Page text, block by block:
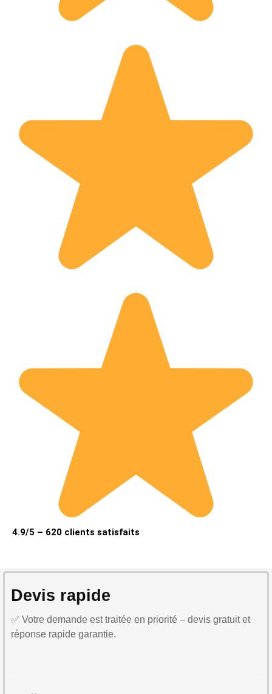
4.9/5 – 620 clients satisfaits
Devis rapide
✅ Votre demande est traitée en priorité – devis gratuit et
réponse rapide garantie.